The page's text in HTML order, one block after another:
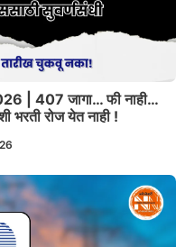
| 407 जागा… फी नाही…
रोज येत नाही !